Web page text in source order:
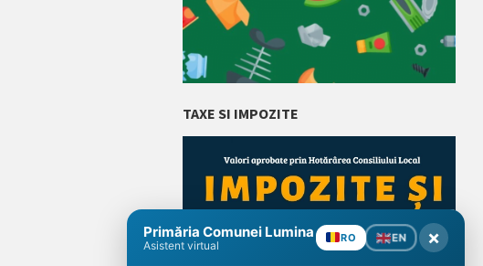
TAXE SI IMPOZITE